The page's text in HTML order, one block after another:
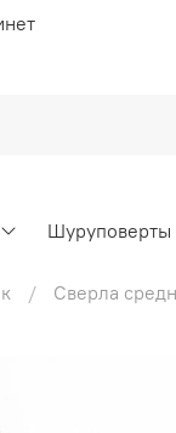
Шуруповерты
Сверла